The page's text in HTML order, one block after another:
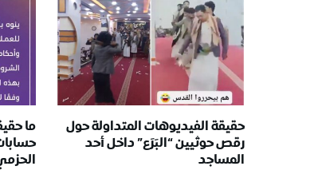
حقيقة الفيديوهات المتداولة حول
رقص حوثيين “البَرَع” داخل أحد
المساجد
ما